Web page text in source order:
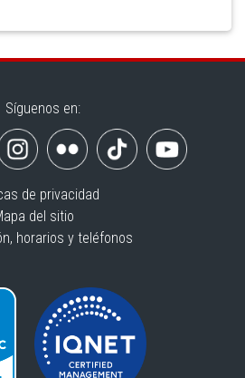
Síguenos en:
de privacidad
del sitio
horarios y teléfonos